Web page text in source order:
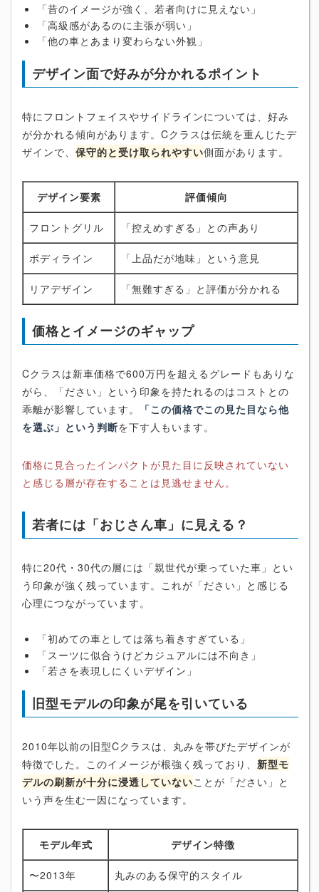
「昔のイメージが強く、若者向けに見えない」
「高級感があるのに主張が弱い」
「他の車とあまり変わらない外観」
デザイン面で好みが分かれるポイント
特にフロントフェイスやサイドラインについては、好み
が分かれる傾向があります。Cクラスは伝統を重んじたデ
ザインで、 保守的と受け取られやすい側面があります。
デザイン要素 評価傾向
フロントグリル 「控えめすぎる」との声あり
ボディライン 「上品だが地味」という意見
リアデザイン 「無難すぎる」と評価が分かれる
価格とイメージのギャップ
Cクラスは新車価格で600万円を超えるグレードもありな
がら、「ださい」という印象を持たれるのはコストとの
乖離が影響しています。
「この価格でこの見た目なら他
を選ぶ」という判断を下す人もいます。
価格に見合ったインパクトが見た目に反映されていない
と感じる層が存在することは見逃せません。
若者には「おじさん車」に見える？
特に20代・30代の層には「親世代が乗っていた車」とい
う印象が強く残っています。これが「ださい」と感じる
心理につながっています。
「初めての車としては落ち着きすぎている」
「スーツに似合うけどカジュアルには不向き」
「若さを表現しにくいデザイン」
旧型モデルの印象が尾を引いている
2010年以前の旧型Cクラスは、丸みを帯びたデザインが
特徴でした。このイメージが根強く残っており、 新型モ
デルの刷新が十分に浸透していないことが「ださい」と
いう声を生む一因になっています。
モデル年式 デザイン特徴
〜2013年 丸みのある保守的スタイル